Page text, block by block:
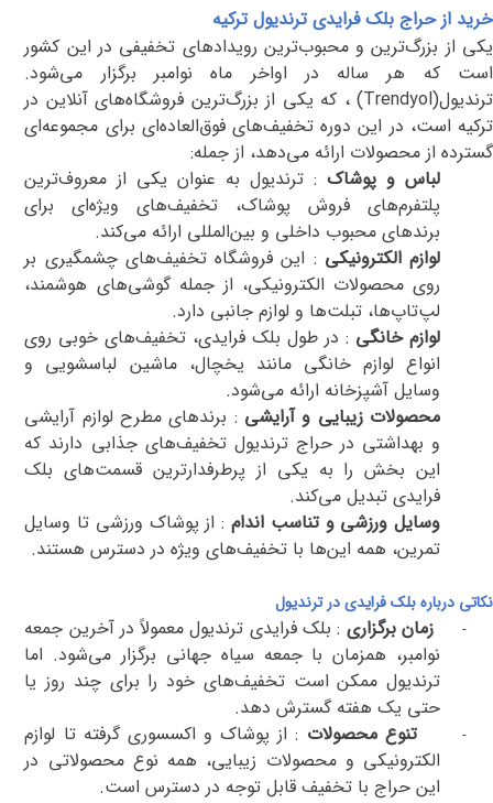
خرید از حراج بلک فرایدی ترندیول ترکیه
یکی از بزرگ‌ترین و محبوب‌ترین رویدادهای تخفیفی در این کشور
است که هر ساله در اواخر ماه نوامبر برگزار می‌شود.
ترندیول(Trendyol)، که یکی از بزرگ‌ترین فروشگاه‌های آنلاین در
ترکیه است، در این دوره تخفیف‌های فوق‌العاده‌ای برای مجموعه‌ای
گسترده از محصولات ارائه می‌دهد، از جمله:
لباس و پوشاک: ترندیول به عنوان یکی از معروف‌ترین
پلتفرم‌های فروش پوشاک، تخفیف‌های ویژه‌ای برای
برندهای محبوب داخلی و بین‌المللی ارائه می‌کند.
لوازم الکترونیکی : این فروشگاه تخفیف‌های چشمگیری بر
روی محصولات الکترونیکی، از جمله گوشی‌های هوشمند،
لپ‌تاپ‌ها، تبلت‌ها و لوازم جانبی دارد.
لوازم خانگی : در طول بلک فرایدی، تخفیف‌های خوبی روی
انواع لوازم خانگی مانند یخچال، ماشین لباسشویی و
وسایل آشپزخانه ارائه می‌شود.
محصولات زیبایی و آرایشی : برندهای مطرح لوازم آرایشی
و بهداشتی در حراج ترندیول تخفیف‌های جذابی دارند که
این بخش را به یکی از پرطرفدارترین قسمت‌های بلک
فرایدی تبدیل می‌کند.
وسایل ورزشی و تناسب اندام : از پوشاک ورزشی تا وسایل
تمرین، همه این‌ها با تخفیف‌های ویژه در دسترس هستند.
نکاتی درباره بلک فرایدی در ترندیول
- زمان برگزاری : بلک فرایدی ترندیول معمولاً در آخرین جمعه
نوامبر، همزمان با جمعه سیاه جهانی برگزار می‌شود. اما
ترندیول ممکن است تخفیف‌های خود را برای چند روز یا
حتی یک هفته گسترش دهد.
- تنوع محصولات : از پوشاک و اکسسوری گرفته تا لوازم
الکترونیکی و محصولات زیبایی، همه نوع محصولاتی در
این حراج با تخفیف قابل توجه در دسترس است.